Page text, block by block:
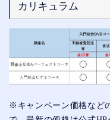
カリキュラム
※キャンペーン価格など